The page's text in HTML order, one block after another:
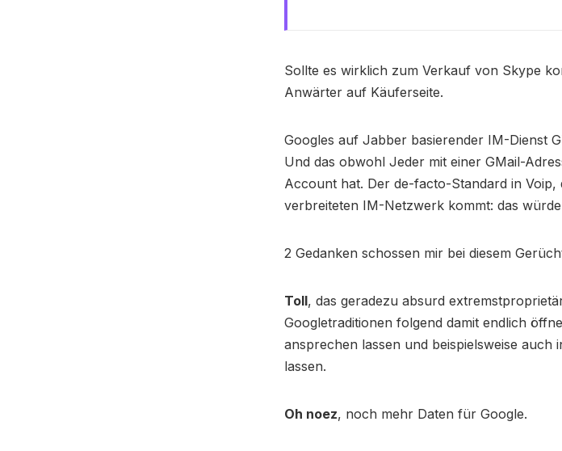
Sollte es wirklich zum Verkauf von Skype
Anwärter auf Käuferseite.
Googles auf Jabber basierender IM-Dienst
Und das obwohl Jeder mit einer GMail-
Account hat. Der de-facto-Standard in
verbreiteten IM-Netzwerk kommt: das
2 Gedanken schossen mir bei diesem
Toll, das geradezu absurd
Googletraditionen folgend damit endlich
ansprechen lassen und beispielsweise auch
lassen.
Oh noez, noch mehr Daten für Google.